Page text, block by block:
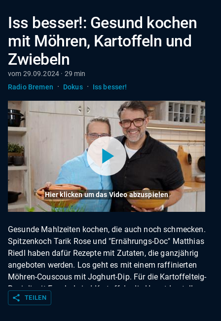
Iss besser!: Gesund kochen
mit Möhren, Kartoffeln und
Zwiebeln
vom 29.09.2024 · 29 min
Radio Bremen
· Dokus · Iss besser!
Hier klicken um das Video abzuspielen
Gesunde Mahlzeiten kochen, die auch noch schmecken.
Spitzenkoch Tarik Rose und "Ernährungs-Doc" Matthias
Riedl haben dafür Rezepte mit Zutaten, die ganzjährig
angeboten werden. Los geht es mit einem raffinierten
Möhren-Couscous mit Joghurt-Dip. Für die Kartoffelteig-
Ravioli mit Fenchel sind Kartoffeln die Hauptdarsteller.
Und dann der Klassiker: Zwiebelsuppe mit Käse-Croûtons.
share TEILEN